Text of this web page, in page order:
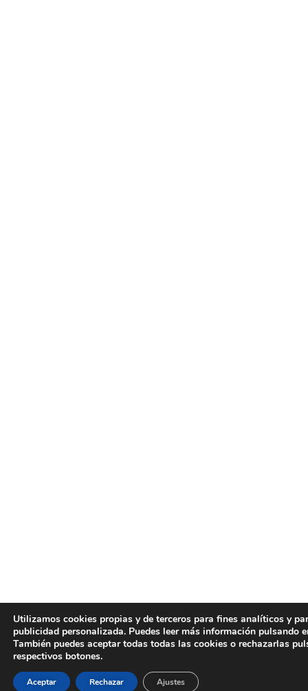
Utilizamos cookies propias y de terceros para fines analíticos y
publicidad personalizada. Puedes leer más información pulsando
También puedes aceptar todas todas las cookies o rechazarlas
respectivos botones.
Aceptar Rechazar Ajustes